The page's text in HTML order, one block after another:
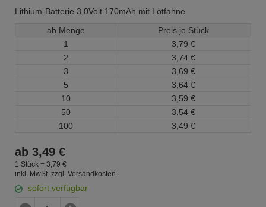
Lithium-Batterie 3,0Volt 170mAh mit Lötfahne
ab Menge
Preis je Stück
1
3, 79 €
2
3, 74 €
3
3, 69 €
5
3, 64 €
10
3, 59 €
50
3, 54 €
100
3, 49 €
ab 3,49 €
1 Stück = 3, 79 €
inkl. MwSt. zzgl. Versandkosten
sofort verfügbar